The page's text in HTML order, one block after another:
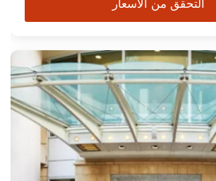
التحقق من الأسعار